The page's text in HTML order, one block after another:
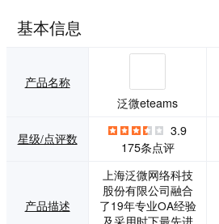
基本信息
产品名称
泛微eteams
星级/点评数
3.9
175条点评
产品描述
上海泛微网络科技
股份有限公司融合
了19年专业OA经验